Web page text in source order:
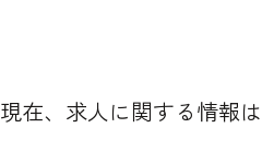
現在、求人に関する情報